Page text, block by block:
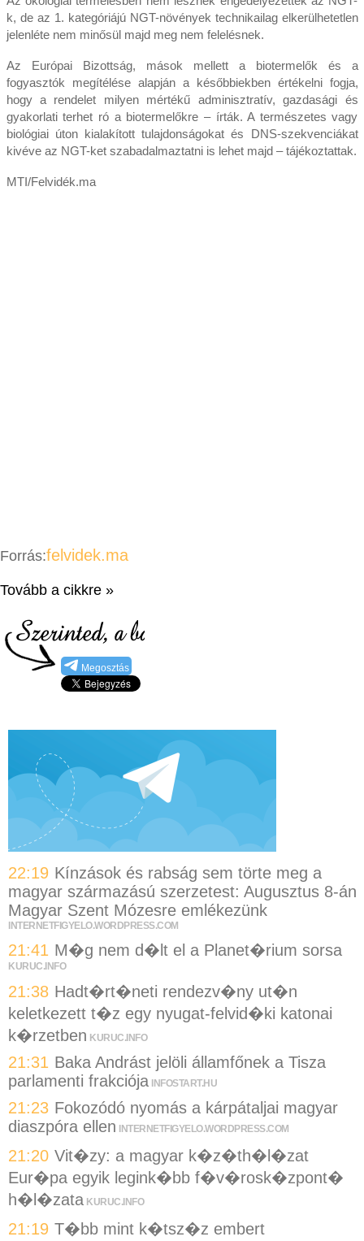
k, de az 1. kategóriájú NGT-növények technikailag elkerülhetetlen
jelenléte nem minősül majd meg nem felelésnek.
Az Európai Bizottság, mások mellett a biotermelők és a
fogyasztók megítélése alapján a későbbiekben értékelni fogja,
hogy a rendelet milyen mértékű adminisztratív, gazdasági és
gyakorlati terhet ró a biotermelőkre – írták. A természetes vagy
biológiai úton kialakított tulajdonságokat és DNS-szekvenciákat
kivéve az NGT-ket szabadalmaztatni is lehet majd – tájékoztattak.
MTI/Felvidék.ma
Forrás:felvidek.ma
Tovább a cikkre »
Megosztás
22:19 Kínzások és rabság sem törte meg a
magyar származású szerzetest: Augusztus 8-án
Magyar Szent Mózesre emlékezünk
INTERNETFIGYELO.WORDPRESS.COM
21:41 M�g nem d�lt el a Planet�rium sorsa
KURUC.INFO
21:38 Hadt�rt�neti rendezv�ny ut�n
keletkezett t�z egy nyugat-felvid�ki katonai
k�rzetben KURUC.INFO
21:31 Baka Andrást jelöli államfőnek a Tisza
parlamenti frakciója INFOSTART.HU
21:23 Fokozódó nyomás a kárpátaljai magyar
diaszpóra ellen
INTERNETFIGYELO.WORDPRESS.COM
21:20 Vit�zy: a magyar k�z�th�l�zat
Eur�pa egyik legink�bb f�v�rosk�zpont�
h�l�zata KURUC.INFO
21:19 T�bb mint k�tsz�z embert